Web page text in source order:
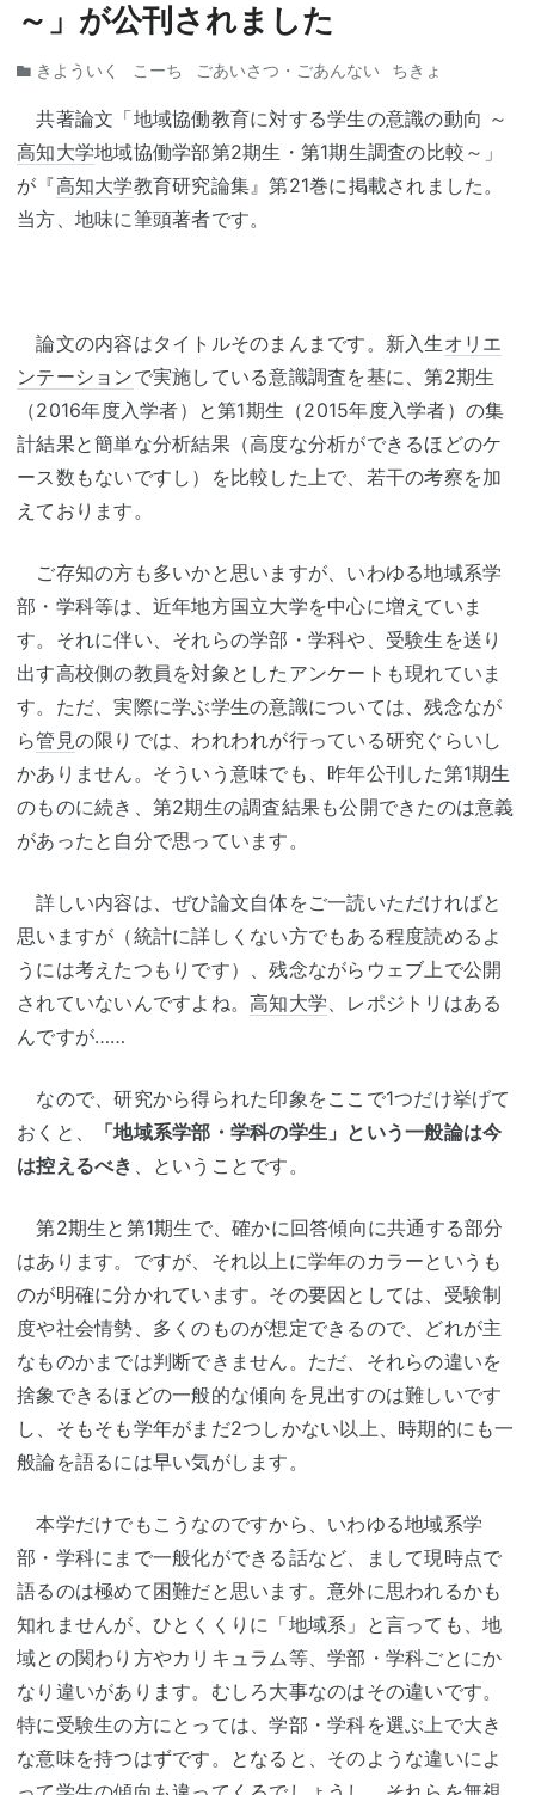
～」が公刊されました
きよういく こーち ごあいさつ・ごあんない ちきょ
共著論文「地域協働教育に対する学生の意識の動向 ～
高知大学地域協働学部第2期生・第1期生調査の比較～」
が『高知大学教育研究論集』第21巻に掲載されました。
当方、地味に筆頭著者です。
論文の内容はタイトルそのまんまです。新入生オリエ
ンテーションで実施している意識調査を基に、第2期生
（2016年度入学者）と第1期生（2015年度入学者）の集
計結果と簡単な分析結果（高度な分析ができるほどのケ
ース数もないですし）を比較した上で、若干の考察を加
えております。
ご存知の方も多いかと思いますが、いわゆる地域系学
部・学科等は、近年地方国立大学を中心に増えていま
す。それに伴い、それらの学部・学科や、受験生を送り
出す高校側の教員を対象としたアンケートも現れていま
す。ただ、実際に学ぶ学生の意識については、残念なが
ら管見の限りでは、われわれが行っている研究ぐらいし
かありません。そういう意味でも、昨年公刊した第1期生
のものに続き、第2期生の調査結果も公開できたのは意義
があったと自分で思っています。
詳しい内容は、ぜひ論文自体をご一読いただければと
思いますが（統計に詳しくない方でもある程度読めるよ
うには考えたつもりです）、残念ながらウェブ上で公開
されていないんですよね。 高知大学、レポジトリはある
んですが……
なので、研究から得られた印象をここで1つだけ挙げて
おくと、
「地域系学部・学科の学生」という一般論は今
は控えるべき 、ということです。
第2期生と第1期生で、確かに回答傾向に共通する部分
はあります。ですが、それ以上に学年のカラーというも
のが明確に分かれています。その要因としては、受験制
度や社会情勢、多くのものが想定できるので、どれが主
なものかまでは判断できません。ただ、それらの違いを
捨象できるほどの一般的な傾向を見出すのは難しいです
し、そもそも学年がまだ2つしかない以上、時期的にも一
般論を語るには早い気がします。
本学だけでもこうなのですから、いわゆる地域系学
部・学科にまで一般化ができる話など、まして現時点で
語るのは極めて困難だと思います。意外に思われるかも
知れませんが、ひとくくりに「地域系」と言っても、地
域との関わり方やカリキュラム等、学部・学科ごとにか
なり違いがあります。むしろ大事なのはその違いです。
特に受験生の方にとっては、学部・学科を選ぶ上で大き
な意味を持つはずです。となると、そのような違いによ